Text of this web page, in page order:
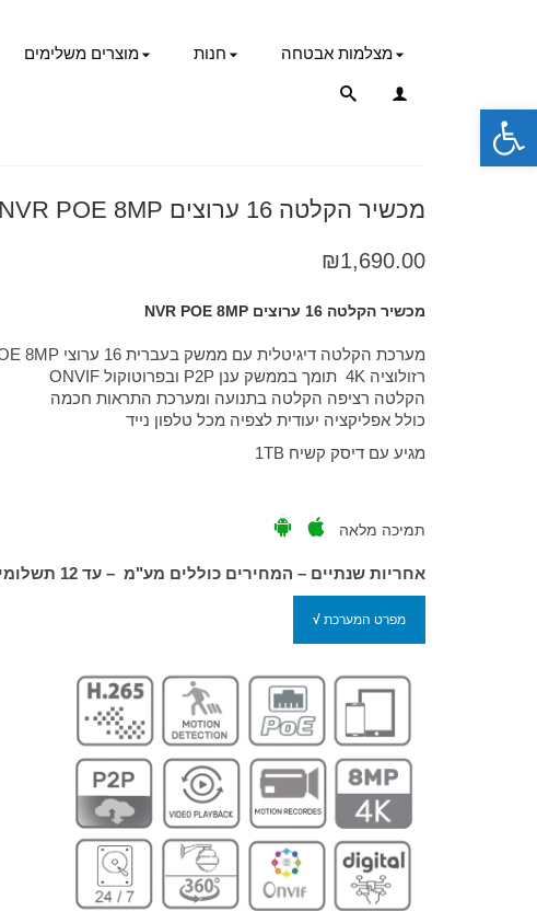
פתח סרגל נגישות
מצלמות אבטחה חנות מוצרים משלימים
מכשיר הקלטה 16 ערוצים NVR POE 8MP
₪1,690.00
מכשיר הקלטה 16 ערוצים NVR POE 8MP
מערכת הקלטה דיגיטלית עם ממשק בעברית 16 ערוצי IP POE 8MP
רזולוציה 4K תומך בממשק ענן P2P ובפרוטוקול ONVIF
הקלטה רציפה הקלטה בתנועה ומערכת התראות חכמה
כולל אפליקציה יעודית לצפיה מכל טלפון נייד
מגיע עם דיסק קשיח 1TB
תמיכה מלאה
אחריות שנתיים – המחירים כוללים מע"מ – עד 12 תשלומים ללא ריבית
מפרט המערכת √